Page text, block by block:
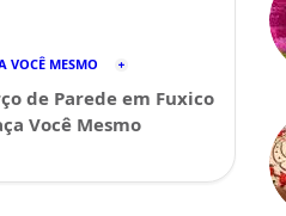
VOCÊ MESMO
de Parede em Fuxico
Você Mesmo